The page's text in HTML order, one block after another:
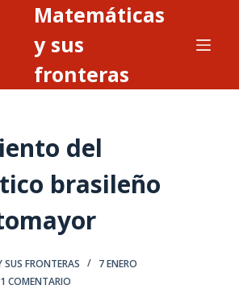
Matemáticas
y sus
fronteras
del
brasileño
FRONTERAS
7 ENERO
1 COMENTARIO